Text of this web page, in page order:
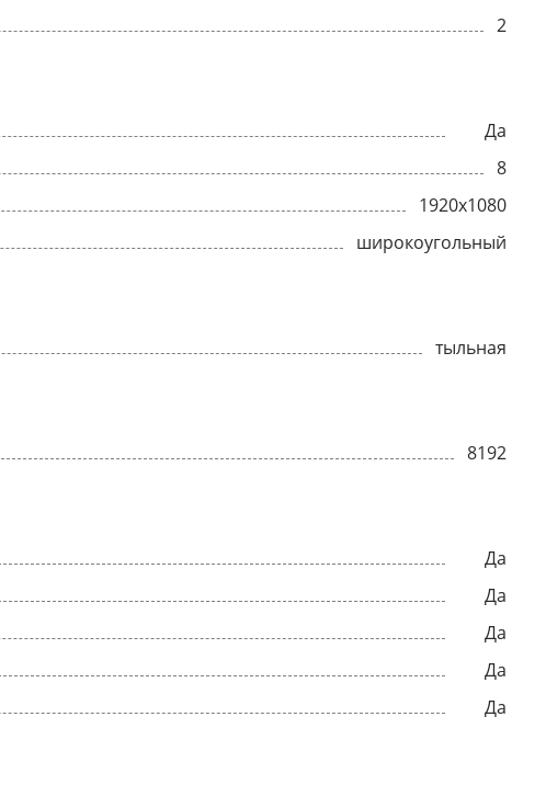
2
Да
8
1920x1080
широкоугольный
тыльная
8192
Да
Да
Да
Да
Да